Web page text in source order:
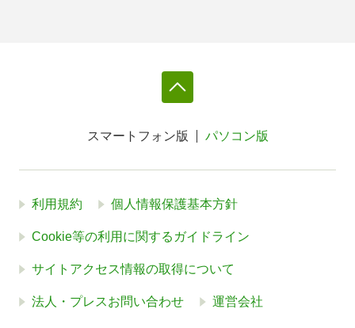
スマートフォン版 パソコン版
利用規約 個人情報保護基本方針
Cookie等の利用に関するガイドライン
サイトアクセス情報の取得について
法人・プレスお問い合わせ 運営会社